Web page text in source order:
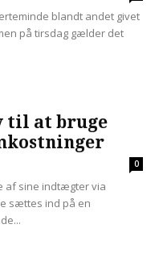
blandt andet givet
på tirsdag gælder det
til at bruge
0
af sine indtægter via
sættes ind på en